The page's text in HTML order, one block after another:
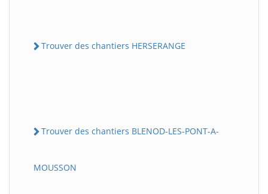
Trouver des chantiers HERSERANGE
Trouver des chantiers BLENOD-LES-PONT-A-
MOUSSON